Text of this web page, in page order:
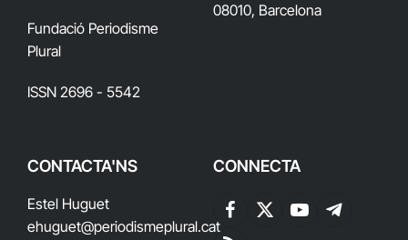
Fundació Periodisme
Plural
ISSN 2696 - 5542
08010, Barcelona
CONTACTA'NS
Estel Huguet
ehuguet@periodismeplural.cat
CONNECTA
Facebook
X
YouTubeTelegram